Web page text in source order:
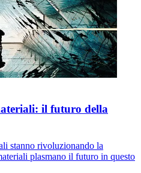
il futuro della
stanno rivoluzionando la
plasmano il futuro in questo